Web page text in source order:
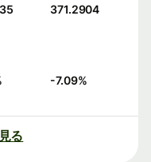
371.2904
-7.09%
る